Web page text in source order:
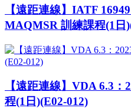
【遠距連線】IATF
MAQMSR 訓練課程(1日
【遠距連線】VDA 6.3
程(1日)(E02-012)